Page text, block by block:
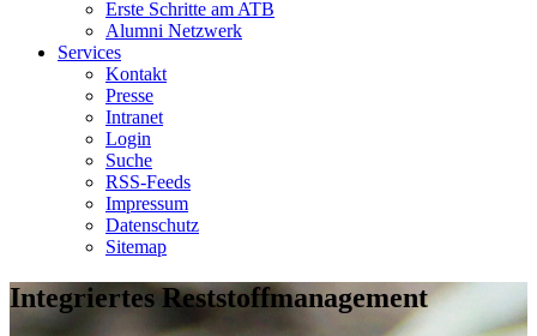
Erste Schritte am ATB
Alumni Netzwerk
Services
Kontakt
Presse
Intranet
Login
Suche
RSS-Feeds
Impressum
Datenschutz
Sitemap
Integriertes Reststoffmanagement